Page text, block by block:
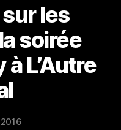
les
soirée
L’Autre